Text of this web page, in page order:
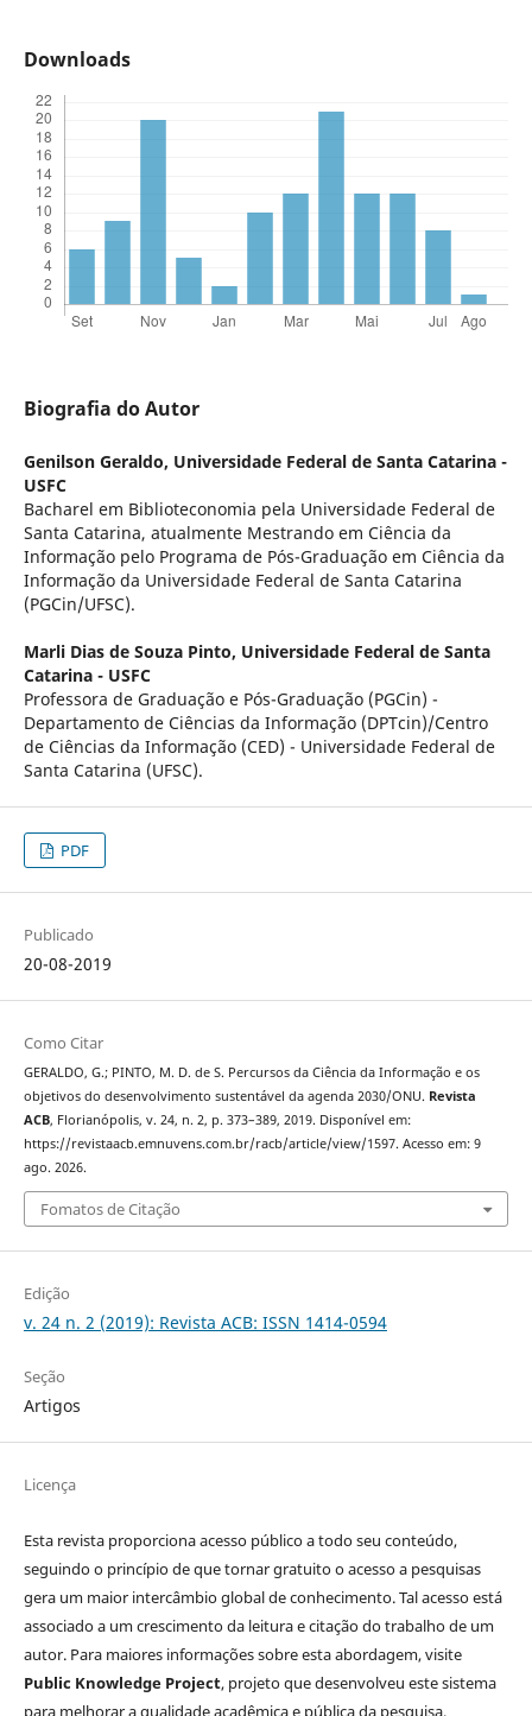
Downloads
Biografia do Autor
Genilson Geraldo, Universidade Federal de Santa Catarina -
USFC
Bacharel em Biblioteconomia pela Universidade Federal de
Santa Catarina, atualmente Mestrando em Ciência da
Informação pelo Programa de Pós-Graduação em Ciência da
Informação da Universidade Federal de Santa Catarina
(PGCin/UFSC).
Marli Dias de Souza Pinto, Universidade Federal de Santa
Catarina - USFC
Professora de Graduação e Pós-Graduação (PGCin) -
Departamento de Ciências da Informação (DPTcin)/Centro
de Ciências da Informação (CED) - Universidade Federal de
Santa Catarina (UFSC).
PDF
Publicado
20-08-2019
Como Citar
GERALDO, G.; PINTO, M. D. de S. Percursos da Ciência da Informação e os
objetivos do desenvolvimento sustentável da agenda 2030/ONU. Revista
ACB, Florianópolis, v. 24, n. 2, p. 373–389, 2019. Disponível em:
https://revistaacb.emnuvens.com.br/racb/article/view/1597. Acesso em: 9
ago. 2026.
Fomatos de Citação
Edição
v. 24 n. 2 (2019): Revista ACB: ISSN 1414-0594
Seção
Artigos
Licença
Esta revista proporciona acesso público a todo seu conteúdo,
seguindo o princípio de que tornar gratuito o acesso a pesquisas
gera um maior intercâmbio global de conhecimento. Tal acesso está
associado a um crescimento da leitura e citação do trabalho de um
autor. Para maiores informações sobre esta abordagem, visite
Public Knowledge Project, projeto que desenvolveu este sistema
para melhorar a qualidade acadêmica e pública da pesquisa,